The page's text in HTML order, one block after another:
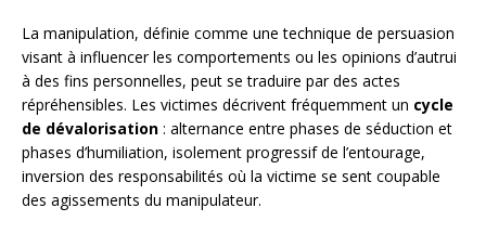
La manipulation, définie comme une technique de persuasion
visant à influencer les comportements ou les opinions d’autrui
à des fins personnelles, peut se traduire par des actes
répréhensibles. Les victimes décrivent fréquemment un cycle
de dévalorisation : alternance entre phases de séduction et
phases d’humiliation, isolement progressif de l’entourage,
inversion des responsabilités où la victime se sent coupable
des agissements du manipulateur.